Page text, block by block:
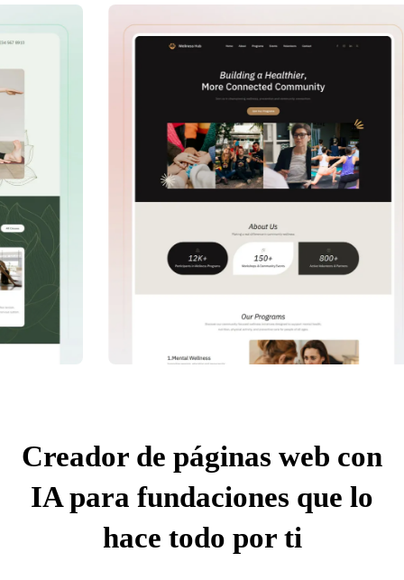
Creador de páginas web con
IA para fundaciones que lo
hace todo por ti